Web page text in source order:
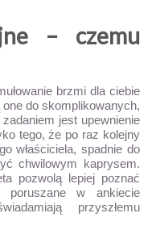
– czemu
brzmi dla ciebie
do skomplikowanych,
jest upewnienie
tego, że po raz kolejny
właściciela, spadnie do
chwilowym kaprysem.
pozwolą lepiej poznać
w ankiecie
przyszłemu